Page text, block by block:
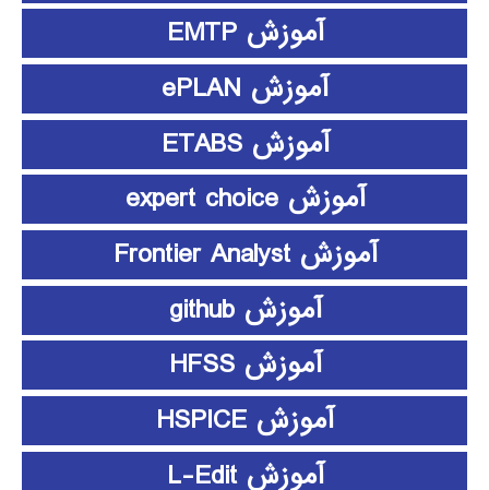
آموزش EMTP
آموزش ePLAN
آموزش ETABS
آموزش expert choice
آموزش Frontier Analyst
آموزش github
آموزش HFSS
آموزش HSPICE
آموزش L-Edit